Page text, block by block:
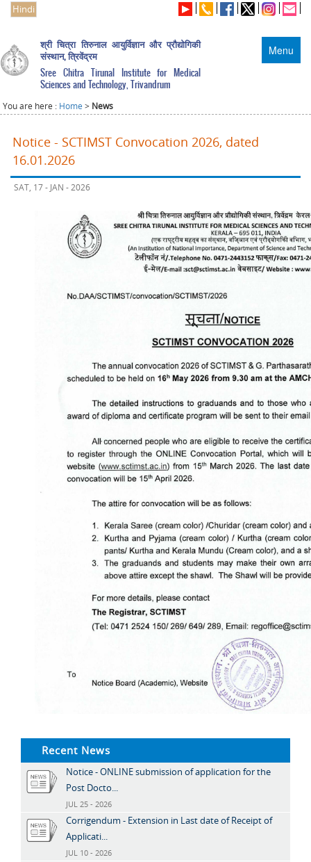
Hindi
Menu
श्री चित्रा तिरुनाल आयुर्विज्ञान और प्रौद्योगिकी
संस्थान, त्रिवेंद्रम
Sree Chitra Tirunal Institute for Medical
Sciences and Technology, Trivandrum
You are here : Home > News
Notice - SCTIMST Convocation 2026, dated
16.01.2026
SAT, 17 - JAN - 2026
Recent News
Notice - ONLINE submission of application for the
Post Docto...
JUL 25 - 2026
Corrigendum - Extension in Last date of Receipt of
Applicati...
JUL 10 - 2026